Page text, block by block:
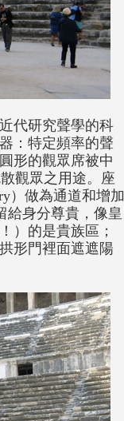
代研究聲學的科
：特定頻率的聲
形的觀眾席被中
觀眾之用途。座
）做為通道和增加
給身分尊貴，像皇
）的是貴族區；
形門裡面遮遮陽